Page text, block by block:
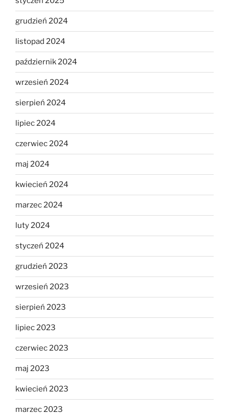
grudzień 2024
listopad 2024
październik 2024
wrzesień 2024
sierpień 2024
lipiec 2024
czerwiec 2024
maj 2024
kwiecień 2024
marzec 2024
luty 2024
styczeń 2024
grudzień 2023
wrzesień 2023
sierpień 2023
lipiec 2023
czerwiec 2023
maj 2023
kwiecień 2023
marzec 2023